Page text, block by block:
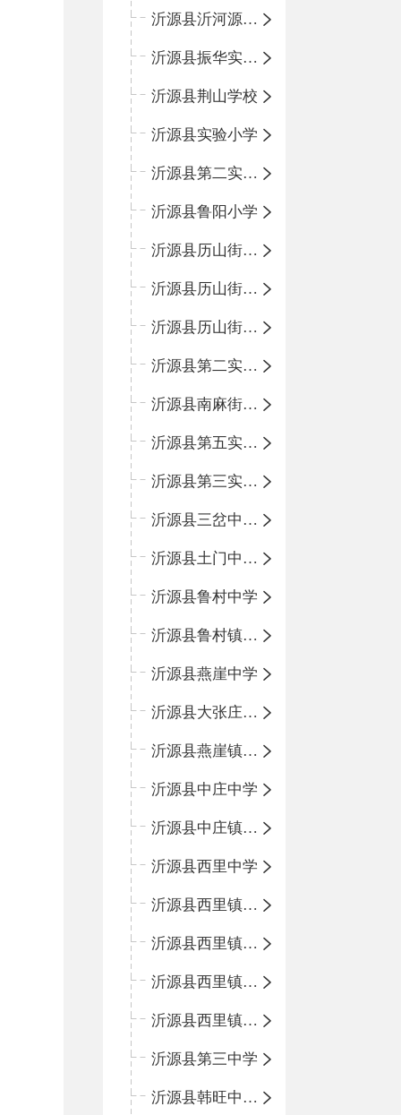
沂源县沂河源学校
沂源县振华实验学校
沂源县荆山学校
沂源县实验小学
沂源县第二实验小学
沂源县鲁阳小学
沂源县历山街道办事处振兴路小学
沂源县历山街道办事处荆山路小学
沂源县历山街道办事处鲁山路小学
沂源县第二实验中学
沂源县南麻街道办事处中心小学
沂源县第五实验小学
沂源县第三实验小学
沂源县三岔中心学校
沂源县土门中心学校
沂源县鲁村中学
沂源县鲁村镇中心小学
沂源县燕崖中学
沂源县大张庄中心学校
沂源县燕崖镇中心小学
沂源县中庄中学
沂源县中庄镇中心小学
沂源县西里中学
沂源县西里镇中心小学
沂源县西里镇柳枝峪回民小学
沂源县西里镇金星完全小学
沂源县西里镇团圆小学
沂源县第三中学
沂源县韩旺中心学校